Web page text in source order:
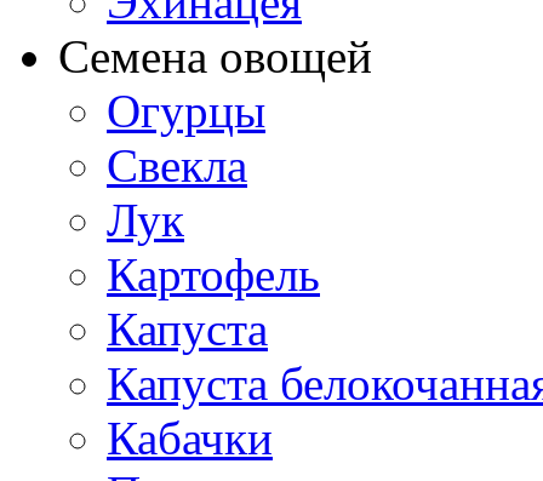
Семена овощей
Огурцы
Свекла
Лук
Картофель
Капуста
Капуста
Кабачки